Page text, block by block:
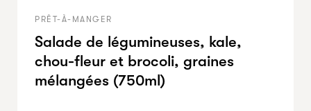
PRÊT-À-MANGER
Salade de légumineuses, kale,
chou-fleur et brocoli, graines
mélangées (750ml)